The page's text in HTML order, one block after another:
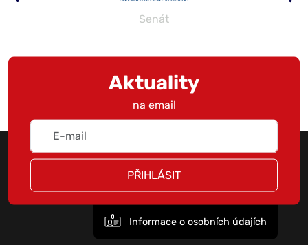
Senát
Aktuality
na email
PŘIHLÁSIT
Informace o osobních údajích